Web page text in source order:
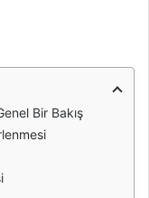
Bir Bakış